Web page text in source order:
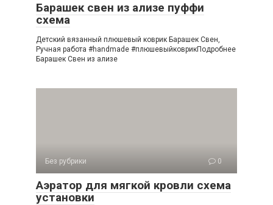
Барашек свен из ализе пуффи
схема
Детский вязанный плюшевый коврик Барашек Свен,
Ручная работа #handmade #плюшевыйковрикПодробнее
Барашек Свен из ализе
Без рубрики 0
Аэратор для мягкой кровли схема
установки